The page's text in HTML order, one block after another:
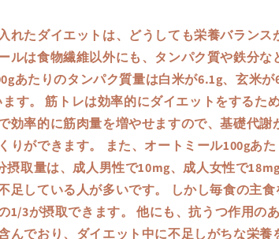
れたダイエットは、どうしても栄養バランス
ルは食物繊維以外にも、タンパク質や鉄分
あたりのタンパク質量は白米が6.1g、玄米
す。 筋トレは効率的にダイエットをするた
効率的に筋肉量を増やせますので、基礎代
りができます。 また、オートミール100gあ
摂取量は、成人男性で10mg、成人女性で
足している人が多いです。 しかし毎食の主
1/3が摂取できます。 他にも、抗うつ作用の
んでおり、ダイエット中に不足しがちな栄養